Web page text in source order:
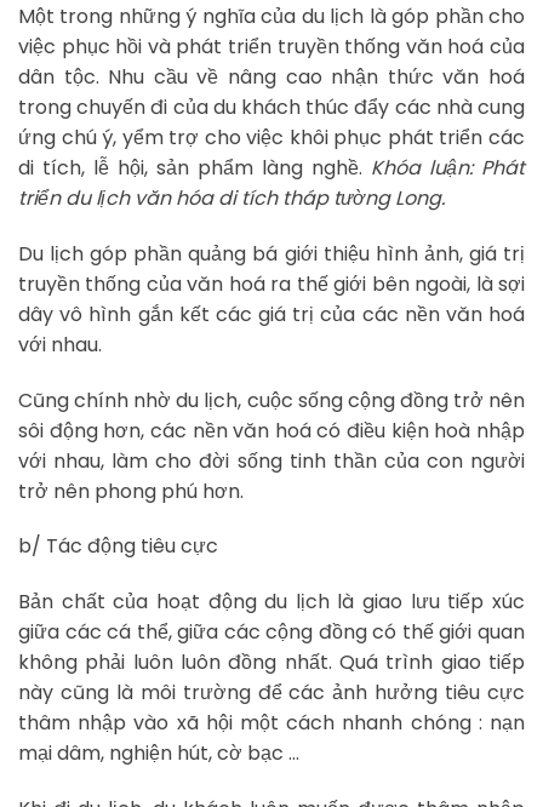
Một trong những ý nghĩa của du lịch là góp phần cho
việc phục hồi và phát triển truyền thống văn hoá của
dân tộc. Nhu cầu về nâng cao nhận thức văn hoá
trong chuyến đi của du khách thúc đẩy các nhà cung
ứng chú ý, yểm trợ cho việc khôi phục phát triển các
di tích, lễ hội, sản phẩm làng nghề. Khóa luận: Phát
triển du lịch văn hóa di tích tháp tường Long.
Du lịch góp phần quảng bá giới thiệu hình ảnh, giá trị
truyền thống của văn hoá ra thế giới bên ngoài, là sợi
dây vô hình gắn kết các giá trị của các nền văn hoá
với nhau.
Cũng chính nhờ du lịch, cuộc sống cộng đồng trở nên
sôi động hơn, các nền văn hoá có điều kiện hoà nhập
với nhau, làm cho đời sống tinh thần của con người
trở nên phong phú hơn.
b/ Tác động tiêu cực
Bản chất của hoạt động du lịch là giao lưu tiếp xúc
giữa các cá thể, giữa các cộng đồng có thế giới quan
không phải luôn luôn đồng nhất. Quá trình giao tiếp
này cũng là môi trường để các ảnh hưởng tiêu cực
thâm nhập vào xã hội một cách nhanh chóng : nạn
mại dâm, nghiện hút, cờ bạc …